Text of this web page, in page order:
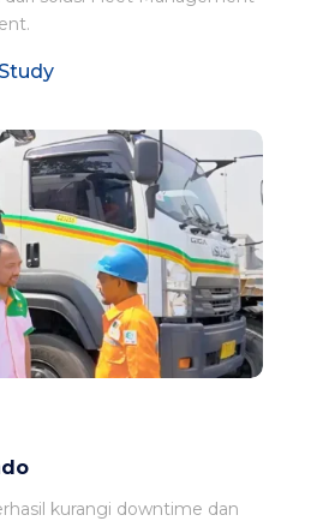
kurangi downtime dan